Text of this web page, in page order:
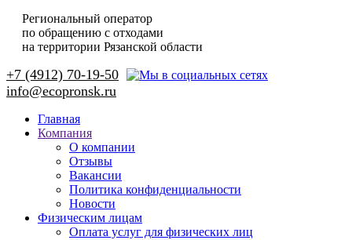
Региональный оператор
по обращению с отходами
на территории Рязанской области
+7 (4912) 70-19-50
Главная
Компания
О компании
Отзывы
Вакансии
Политика конфиденциальности
Новости
Физическим лицам
Оплата услуг для физических лиц